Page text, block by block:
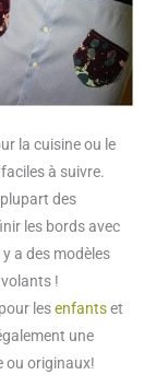
la cuisine ou le
à suivre.
des
les bords avec
y a des modèles
!
lesenfantset
une
ou originaux!